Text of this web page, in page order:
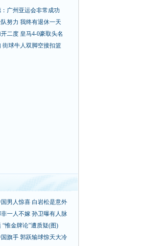
广州亚运会非常成功
努力 我终有退休一天
二度 皇马4-0豪取头名
街球牛人双脚空接扣篮
男人惊喜 白岩松是意外
一人不嫁 孙卫曝有人脉
惟金牌论”遭质疑(图)
旗手 郭跃输球惊天大冷